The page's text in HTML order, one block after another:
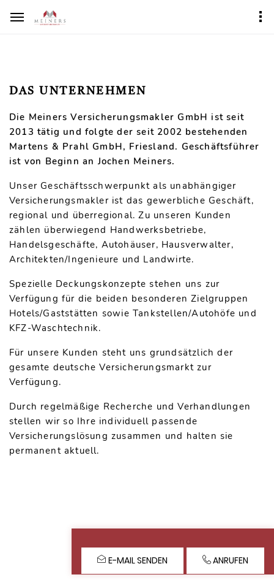
DAS UNTERNEHMEN
Die Meiners Versicherungsmakler GmbH ist seit
2013 tätig und folgte der seit 2002 bestehenden
Martens & Prahl GmbH, Friesland. Geschäftsführer
ist von Beginn an Jochen Meiners.
Unser Geschäftsschwerpunkt als unabhängiger
Versicherungsmakler ist das gewerbliche Geschäft,
regional und überregional. Zu unseren Kunden
zählen überwiegend Handwerksbetriebe,
Handelsgeschäfte, Autohäuser, Hausverwalter,
Architekten/Ingenieure und Landwirte.
Spezielle Deckungskonzepte stehen uns zur
Verfügung für die beiden besonderen Zielgruppen
Hotels/Gaststätten sowie Tankstellen/Autohöfe und
KFZ-Waschtechnik.
Für unsere Kunden steht uns grundsätzlich der
gesamte deutsche Versicherungsmarkt zur
Verfügung.
Durch regelmäßige Recherche und Verhandlungen
stellen wir so Ihre individuell passende
Versicherungslösung zusammen und halten sie
permanent aktuell.
E-MAIL SENDEN ANRUFEN